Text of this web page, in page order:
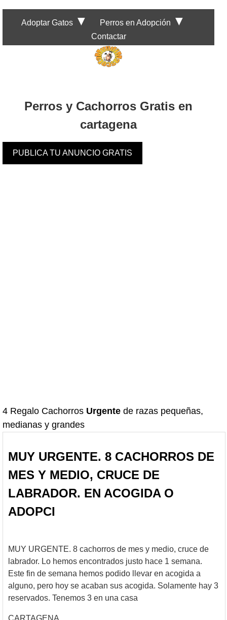
Adoptar Gatos ▼ Perros en Adopción ▼
Contactar
Perros y Cachorros Gratis en
cartagena
PUBLICA TU ANUNCIO GRATIS
4 Regalo Cachorros Urgente de razas pequeñas,
medianas y grandes
MUY URGENTE. 8 CACHORROS DE
MES Y MEDIO, CRUCE DE
LABRADOR. EN ACOGIDA O
ADOPCI
MUY URGENTE. 8 cachorros de mes y medio, cruce de
labrador. Lo hemos encontrados justo hace 1 semana.
Este fin de semana hemos podido llevar en acogida a
alguno, pero hoy se acaban sus acogida. Solamente hay 3
reservados. Tenemos 3 en una casa